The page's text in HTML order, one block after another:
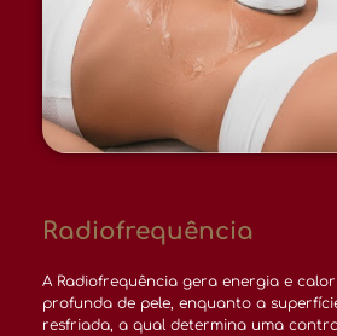
Radiofrequência
A Radiofrequência gera energia e
profunda de pele, enquanto a
resfriada, a qual determina uma